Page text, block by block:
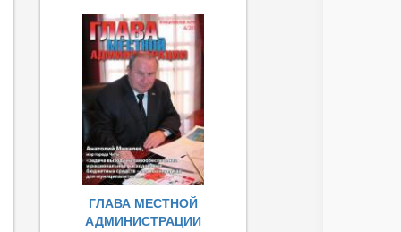
ГЛАВА МЕСТНОЙ
АДМИНИСТРАЦИИ